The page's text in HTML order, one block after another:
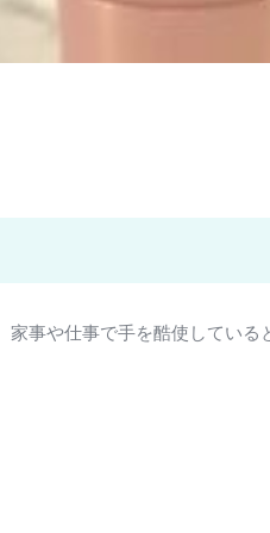
事や仕事で手を酷使してい